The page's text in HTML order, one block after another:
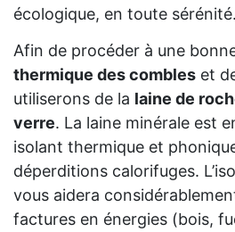
écologique, en toute sérénité.
Afin de procéder à une
thermique des combles et
utiliserons de la laine de
verre. La laine minérale est
isolant thermique et
déperditions calorifuges.
vous aidera
factures en énergies (bois,